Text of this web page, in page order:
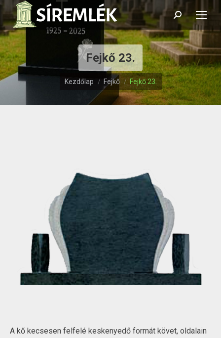
Search:
Fejkő 23.
Itt vagy:
Kezdőlap Fejkő Fejkő 23.
A kő kecsesen felfelé keskenyedő formát követ, oldalain